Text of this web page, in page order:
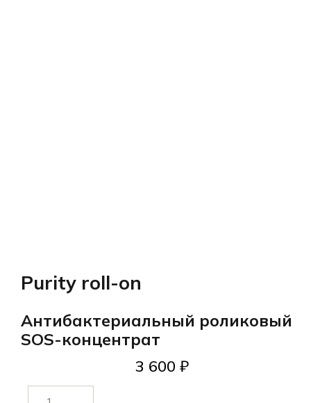
Purity roll-on
Антибактериальный роликовый
SOS-концентрат
3 600 ₽
Количество